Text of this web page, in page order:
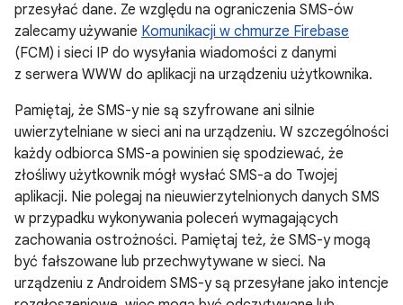
przesyłać dane. Ze względu na ograniczenia SMS-ów
zalecamy używanie Komunikacji w chmurze Firebase
(FCM) i sieci IP do wysyłania wiadomości z danymi
z serwera WWW do aplikacji na urządzeniu użytkownika.
Pamiętaj, że SMS-y nie są szyfrowane ani silnie
uwierzytelniane w sieci ani na urządzeniu. W szczególności
każdy odbiorca SMS-a powinien się spodziewać, że
złośliwy użytkownik mógł wysłać SMS-a do Twojej
aplikacji. Nie polegaj na nieuwierzytelnionych danych SMS
w przypadku wykonywania poleceń wymagających
zachowania ostrożności. Pamiętaj też, że SMS-y mogą
być fałszowane lub przechwytywane w sieci. Na
urządzeniu z Androidem SMS-y są przesyłane jako intencje